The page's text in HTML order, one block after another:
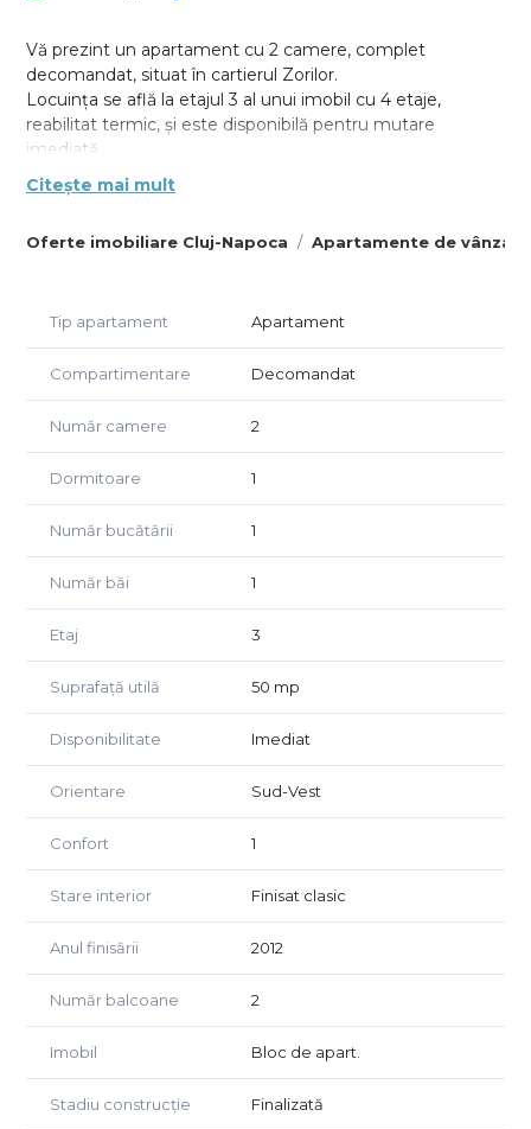
Oferte imobiliare Cluj-Napoca Apartamente de
Vă prezint un apartament cu 2 camere, complet
decomandat, situat în cartierul Zorilor.
Locuința se află la etajul 3 al unui imobil cu 4 etaje,
reabilitat termic, și este disponibilă pentru mutare
imediată.
Datorită orientării Sud-Vest, apartamentul este foarte
cele două balcoane (dintre care unul este închis), dar și
Detalii principale:
termic și cheltuieli reduse);
separată, 2 camere, baie);
Depozitare: Boxă proprie de 8,5 mp în CF;
Stare: Se vinde complet mobilat și utilat conform pozelor.
Este o variantă excelentă atât pentru locuință proprie, cât
și pentru investiție (fiind într-o zonă foarte căutată din
Zorilor pentru închiriere).
Pentru mai multe detalii sau o vizionare, vă stau la
Citește mai mult
Tip apartament Apartament
Compartimentare Decomandat
Număr camere 2
Dormitoare 1
Număr bucătării 1
Număr băi 1
Etaj 3
Suprafață utilă 50 mp
Disponibilitate Imediat
Orientare Sud-Vest
Confort 1
Stare interior Finisat clasic
Anul finisării 2012
Număr balcoane 2
Imobil Bloc de apart.
Stadiu construcție Finalizată